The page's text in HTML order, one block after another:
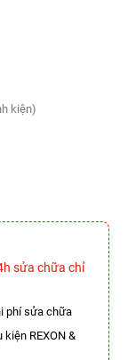
kiện)
sửa chữa chỉ
phí sửa chữa
REXON &